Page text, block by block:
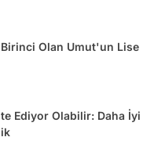
Olan Umut'un Lise
Ediyor Olabilir: Daha İyi